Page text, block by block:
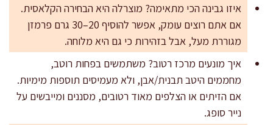
איזו גבינה הכי מתאימה? מוצרלה היא הבחירה הקלאסית.
אם אתם רוצים עומק, אפשר להוסיף 20–30 גרם פרמזן
מגוררת מעל, אבל בזהירות כי גם היא מלוחה.
איך מונעים מרכז רטוב? משתמשים בפחות רוטב,
מחממים היטב תבנית/אבן, ולא מעמיסים תוספות מימיות.
אם הזיתים או הצלפים מאוד רטובים, מסננים ומייבשים על
נייר סופג.